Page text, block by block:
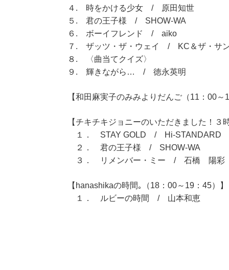
４. 時をかける少女 / 原田知世
５. 君の王子様 / SHOW-WA
６. ボーイフレンド / aiko
７. ザッツ・ザ・ウェイ / KC＆ザ・サン
８. 〈曲当てクイズ〉
９. 輝きながら… / 徳永英明
【和田麻実子のみみよりだんご（11：00～
【チキチキジョニーのいただきました！３
１． STAY GOLD / Hi-STANDARD
２． 君の王子様 / SHOW-WA
３． リメンバー・ミー / 石橋 陽彩
【hanashikaの時間｡（18：00～19：45）】
１． ルビーの時間 / 山本和恵